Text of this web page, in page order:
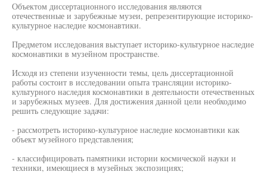
Объектом диссертационного исследования являются
отечественные и зарубежные музеи, репрезентирующие историко-
культурное наследие космонавтики.
Предметом исследования выступает историко-культурное наследие
космонавтики в музейном пространстве.
Исходя из степени изученности темы, цель диссертационной
работы состоит в исследовании опыта трансляции историко-
культурного наследия космонавтики в деятельности отечественных
и зарубежных музеев. Для достижения данной цели необходимо
решить следующие задачи:
- рассмотреть историко-культурное наследие космонавтики как
объект музейного представления;
- классифицировать памятники истории космической науки и
техники, имеющиеся в музейных экспозициях;